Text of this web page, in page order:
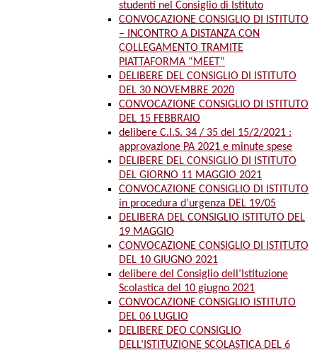
studenti nel Consiglio di Istituto
CONVOCAZIONE CONSIGLIO DI ISTITUTO
– INCONTRO A DISTANZA CON
COLLEGAMENTO TRAMITE
PIATTAFORMA “MEET”
DELIBERE DEL CONSIGLIO DI ISTITUTO
DEL 30 NOVEMBRE 2020
CONVOCAZIONE CONSIGLIO DI ISTITUTO
DEL 15 FEBBRAIO
delibere C.I.S. 34 / 35 del 15/2/2021 :
approvazione PA 2021 e minute spese
DELIBERE DEL CONSIGLIO DI ISTITUTO
DEL GIORNO 11 MAGGIO 2021
CONVOCAZIONE CONSIGLIO DI ISTITUTO
in procedura d’urgenza DEL 19/05
DELIBERA DEL CONSIGLIO ISTITUTO DEL
19 MAGGIO
CONVOCAZIONE CONSIGLIO DI ISTITUTO
DEL 10 GIUGNO 2021
delibere del Consiglio dell’Istituzione
Scolastica del 10 giugno 2021
CONVOCAZIONE CONSIGLIO ISTITUTO
DEL 06 LUGLIO
DELIBERE DEO CONSIGLIO
DELL’ISTITUZIONE SCOLASTICA DEL 6